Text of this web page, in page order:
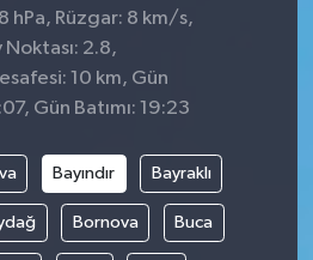
hPa, Rüzgar: 8 km/s,
Noktası: 2.8,
10 km, Gün
Gün Batımı: 19:23
Bayındır Bayraklı
Bornova Buca